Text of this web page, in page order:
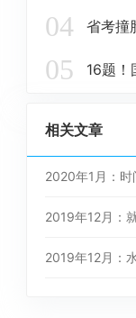
04 省考撞脸
05 16题！
相关文章
2020年1月：时
2019年12月：
2019年12月：